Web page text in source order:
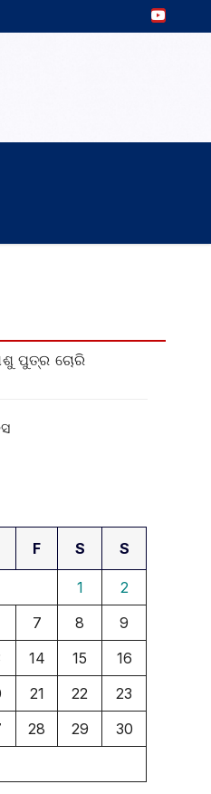
ପୁତ୍ର ଚୋରି
F S S
1
2
7 8
9
14 15
16
21 22
23
28 29
30